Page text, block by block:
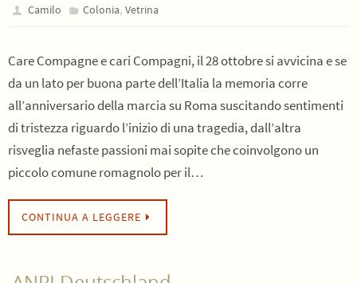
Camilo Colonia, Vetrina
Care Compagne e cari Compagni, il 28 ottobre si avvicina e se
da un lato per buona parte dell’Italia la memoria corre
all’anniversario della marcia su Roma suscitando sentimenti
di tristezza riguardo l’inizio di una tragedia, dall’altra
risveglia nefaste passioni mai sopite che coinvolgono un
piccolo comune romagnolo per il…
CONTINUA A LEGGERE